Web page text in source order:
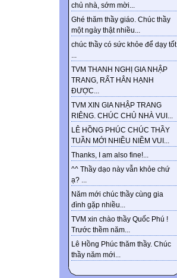
chủ nhà, sớm mời...
Ghé thăm thầy giáo. Chúc thầy
một ngày thật nhiều...
chúc thầy có sức khỏe để dạy tốt
...
TVM THANH NGHỊ GIA NHẬP
TRANG, RẤT HÂN HẠNH
ĐƯỢC...
TVM XIN GIA NHẬP TRANG
RIÊNG. CHÚC CHỦ NHÀ VUI...
LÊ HỒNG PHÚC CHÚC THẦY
TUẦN MỚI NHIỀU NIỀM VUI...
Thanks, I am also fine!...
^^ Thầy dạo này vẫn khỏe chứ
ạ? ...
Năm mới chúc thầy cùng gia
đình gặp nhiều...
TVM xin chào thầy Quốc Phú !
Trước thềm năm...
Lê Hồng Phúc thăm thầy. Chúc
thầy năm mới...